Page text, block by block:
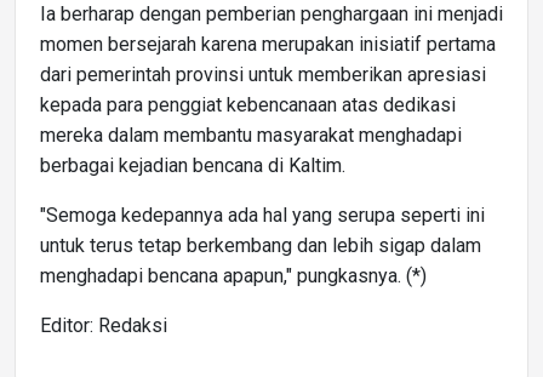
Ia berharap dengan pemberian penghargaan ini menjadi
momen bersejarah karena merupakan inisiatif pertama
dari pemerintah provinsi untuk memberikan apresiasi
kepada para penggiat kebencanaan atas dedikasi
mereka dalam membantu masyarakat menghadapi
berbagai kejadian bencana di Kaltim.
"Semoga kedepannya ada hal yang serupa seperti ini
untuk terus tetap berkembang dan lebih sigap dalam
menghadapi bencana apapun," pungkasnya. (*)
Editor: Redaksi